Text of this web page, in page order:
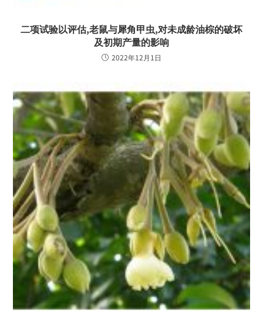
二项试验以评估,老鼠与犀角甲虫,对未成龄油棕的破坏
及初期产量的影响
2022年12月1日